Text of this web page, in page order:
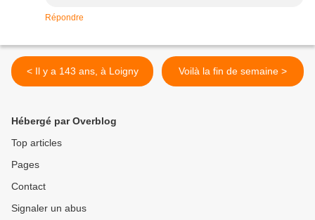
Répondre
< Il y a 143 ans, à Loigny Voilà la fin de semaine >
Hébergé par Overblog
Top articles
Pages
Contact
Signaler un abus